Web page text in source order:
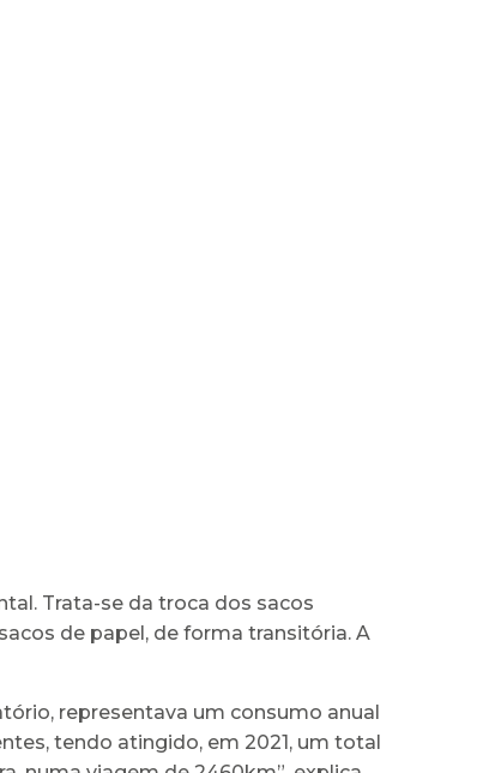
Trata-se da troca dos sacos
de papel, de forma transitória. A
representava um consumo anual
tendo atingido, em 2021, um total